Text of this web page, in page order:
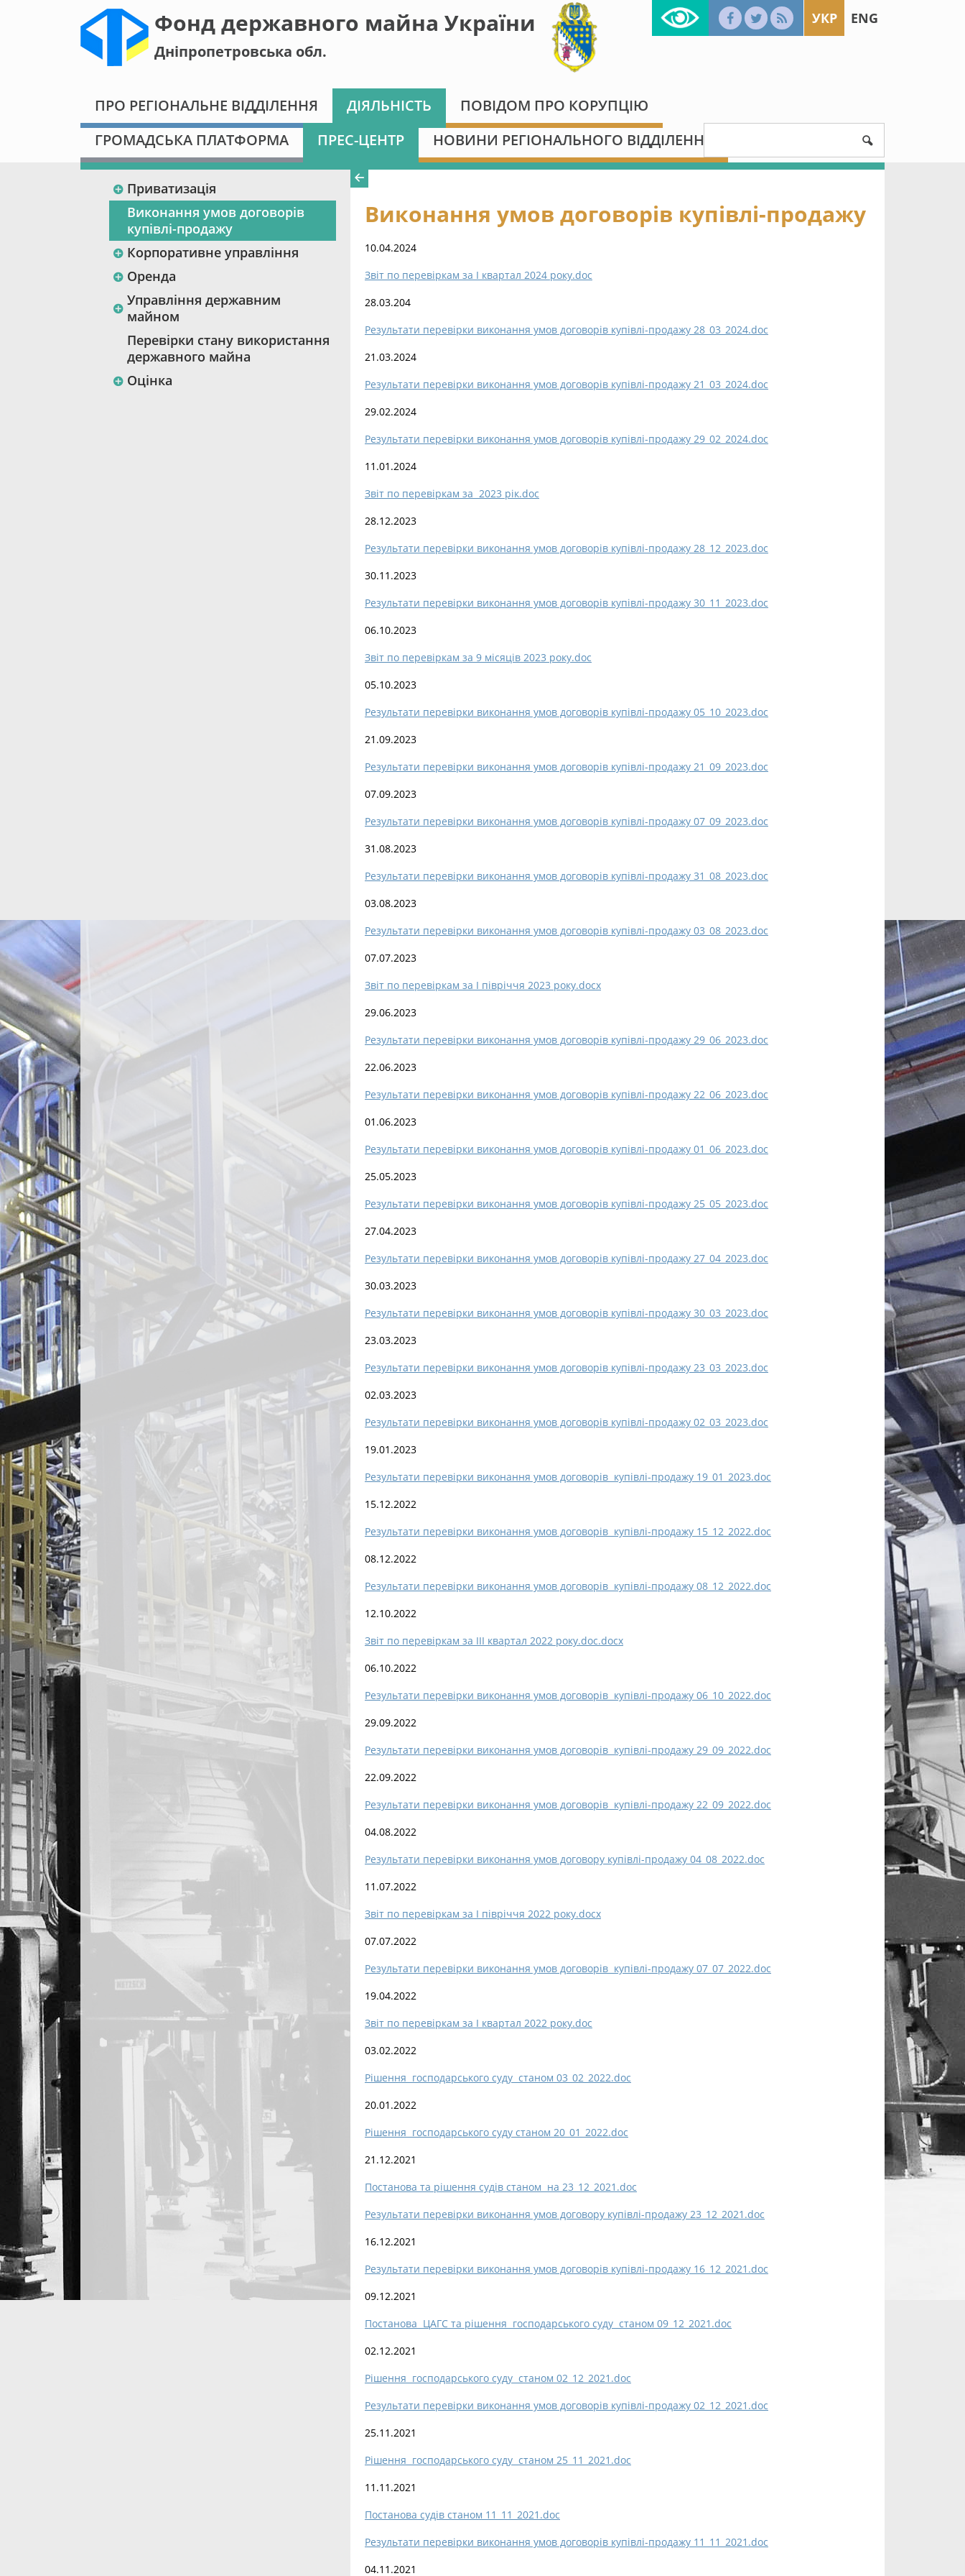
Фонд державного майна України
Дніпропетровська обл.
УКР ENG
ПРО РЕГІОНАЛЬНЕ ВІДДІЛЕННЯ ДІЯЛЬНІСТЬ
ПОВІДОМ ПРО КОРУПЦІЮ
ГРОМАДСЬКА ПЛАТФОРМА
ПРЕС-ЦЕНТР НОВИНИ РЕГІОНАЛЬНОГО ВІДДІЛЕННЯ
Приватизація
Виконання умов договорів
купівлі-продажу
Корпоративне управління
Оренда
Управління державним
майном
Перевірки стану використання
державного майна
Оцінка
Виконання умов договорів купівлі-продажу
10.04.2024
Звіт по перевіркам за І квартал 2024 року.doc
28.03.204
Результати перевірки виконання умов договорів купівлі-продажу 28_03_2024.doc
21.03.2024
Результати перевірки виконання умов договорів купівлі-продажу 21_03_2024.doc
29.02.2024
Результати перевірки виконання умов договорів купівлі-продажу 29_02_2024.doc
11.01.2024
Звіт по перевіркам за 2023 рік.doc
28.12.2023
Результати перевірки виконання умов договорів купівлі-продажу 28_12_2023.doc
30.11.2023
Результати перевірки виконання умов договорів купівлі-продажу 30_11_2023.doc
06.10.2023
Звіт по перевіркам за 9 місяців 2023 року.doc
05.10.2023
Результати перевірки виконання умов договорів купівлі-продажу 05_10_2023.doc
21.09.2023
Результати перевірки виконання умов договорів купівлі-продажу 21_09_2023.doc
07.09.2023
Результати перевірки виконання умов договорів купівлі-продажу 07_09_2023.doc
31.08.2023
Результати перевірки виконання умов договорів купівлі-продажу 31_08_2023.doc
03.08.2023
Результати перевірки виконання умов договорів купівлі-продажу 03_08_2023.doc
07.07.2023
Звіт по перевіркам за І півріччя 2023 року.docx
29.06.2023
Результати перевірки виконання умов договорів купівлі-продажу 29_06_2023.doc
22.06.2023
Результати перевірки виконання умов договорів купівлі-продажу 22_06_2023.doc
01.06.2023
Результати перевірки виконання умов договорів купівлі-продажу 01_06_2023.doc
25.05.2023
Результати перевірки виконання умов договорів купівлі-продажу 25_05_2023.doc
27.04.2023
Результати перевірки виконання умов договорів купівлі-продажу 27_04_2023.doc
30.03.2023
Результати перевірки виконання умов договорів купівлі-продажу 30_03_2023.doc
23.03.2023
Результати перевірки виконання умов договорів купівлі-продажу 23_03_2023.doc
02.03.2023
Результати перевірки виконання умов договорів купівлі-продажу 02_03_2023.doc
19.01.2023
Результати перевірки виконання умов договорів купівлі-продажу 19_01_2023.doc
15.12.2022
Результати перевірки виконання умов договорів купівлі-продажу 15_12_2022.doc
08.12.2022
Результати перевірки виконання умов договорів купівлі-продажу 08_12_2022.doc
12.10.2022
Звіт по перевіркам за ІІІ квартал 2022 року.doc.docx
06.10.2022
Результати перевірки виконання умов договорів купівлі-продажу 06_10_2022.doc
29.09.2022
Результати перевірки виконання умов договорів купівлі-продажу 29_09_2022.doc
22.09.2022
Результати перевірки виконання умов договорів купівлі-продажу 22_09_2022.doc
04.08.2022
Результати перевірки виконання умов договору купівлі-продажу 04_08_2022.doc
11.07.2022
Звіт по перевіркам за І півріччя 2022 року.docx
07.07.2022
Результати перевірки виконання умов договорів купівлі-продажу 07_07_2022.doc
19.04.2022
Звіт по перевіркам за І квартал 2022 року.doc
03.02.2022
Рішення господарського суду станом 03_02_2022.doc
20.01.2022
Рішення господарського суду станом 20_01_2022.doc
21.12.2021
Постанова та рішення судів станом на 23_12_2021.doc
Результати перевірки виконання умов договору купівлі-продажу 23_12_2021.doc
16.12.2021
Результати перевірки виконання умов договорів купівлі-продажу 16_12_2021.doc
09.12.2021
Постанова ЦАГС та рішення господарського суду станом 09_12_2021.doc
02.12.2021
Рішення господарського суду станом 02_12_2021.doc
Результати перевірки виконання умов договорів купівлі-продажу 02_12_2021.doc
25.11.2021
Рішення господарського суду станом 25_11_2021.doc
11.11.2021
Постанова судів станом 11_11_2021.doc
Результати перевірки виконання умов договорів купівлі-продажу 11_11_2021.doc
04.11.2021